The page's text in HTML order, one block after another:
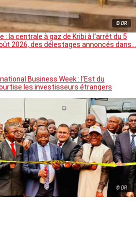
© DR
: la centrale à gaz de Kribi à l’arrêt du 5
2026, des délestages annoncés dans…
Business Week : l’Est du
les investisseurs étrangers
© DR